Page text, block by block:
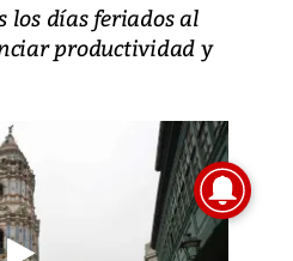
los días feriados al
productividad y